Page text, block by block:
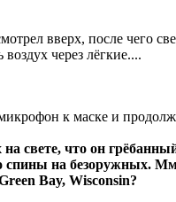
вверх, после чего
через лёгкие....
к маске и
свете, что он
на безоружных.
Bay, Wisconsin?